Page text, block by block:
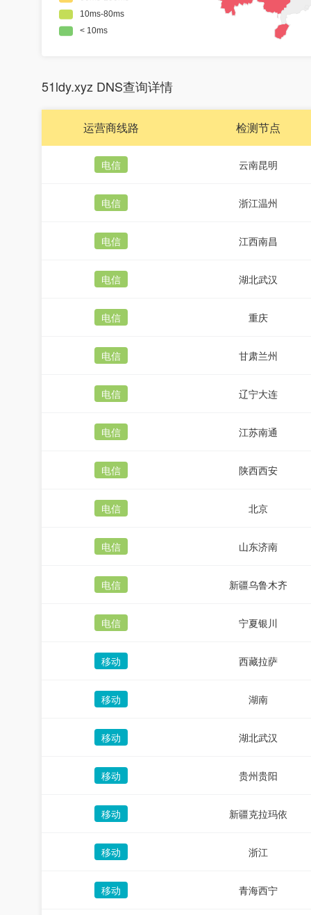
51ldy.xyz DNS查询详情
运营商线路 检测节点
电信 云南昆明
电信 浙江温州
电信 江西南昌
电信 湖北武汉
电信 重庆
电信 甘肃兰州
电信 辽宁大连
电信 江苏南通
电信 陕西西安
电信 北京
电信 山东济南
电信 新疆乌鲁木齐
电信 宁夏银川
移动 西藏拉萨
移动 湖南
移动 湖北武汉
移动 贵州贵阳
移动 新疆克拉玛依
移动 浙江
移动 青海西宁